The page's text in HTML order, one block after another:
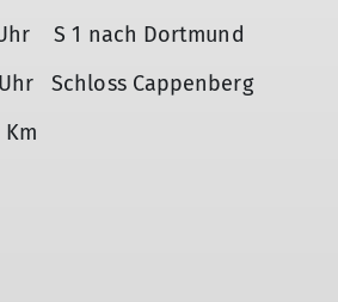
S 1 nach Dortmund
Schloss Cappenberg